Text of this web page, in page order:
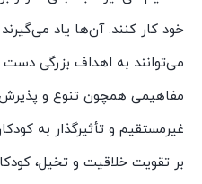
خود کار کنند. آن‌ها یاد
می‌توانند به اهداف بزرگی دست
مفاهیمی همچون تنوع و
غیرمستقیم و تأثیرگذار به
بر تقویت خلاقیت و تخیل،